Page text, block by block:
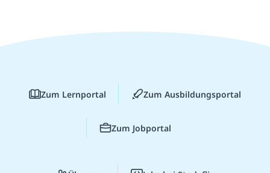
Zum Lernportal Zum Ausbildungsportal
Zum Jobportal